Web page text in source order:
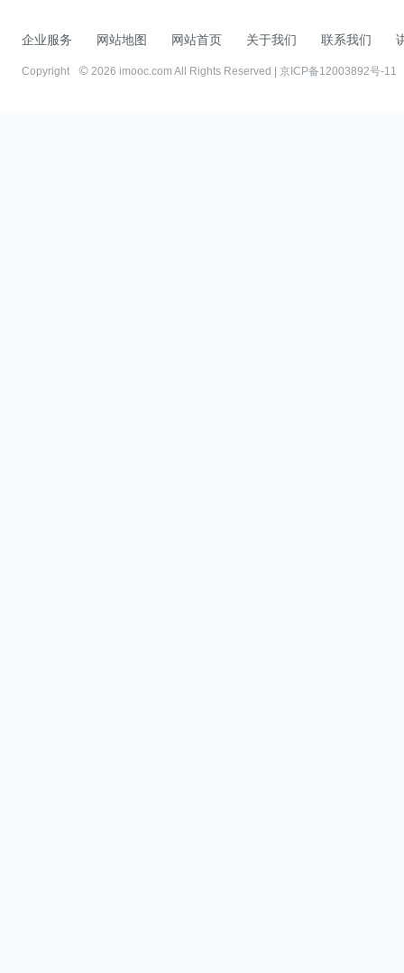
企业服务 网站地图 网站首页 关于我们 联系我们
Copyright 2026 imooc.com All Rights Reserved | 京ICP备12003892号-11